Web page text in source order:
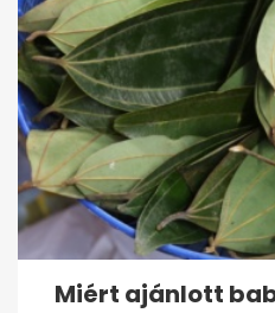
Miért ajánlott